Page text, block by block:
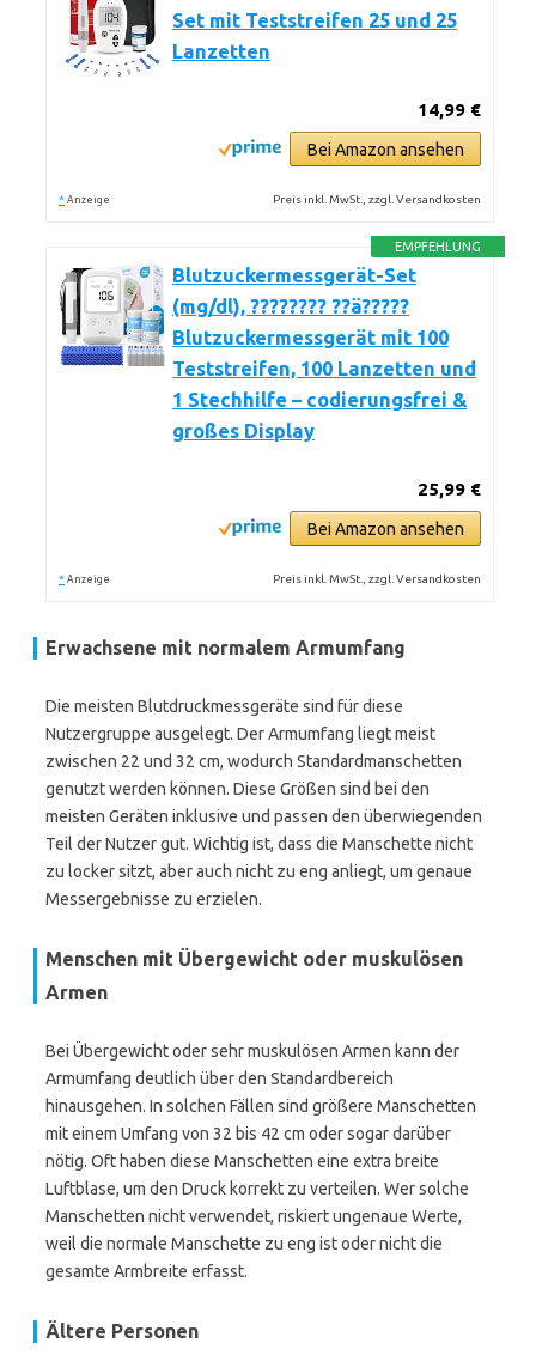
Set mit Teststreifen 25 und 25
Lanzetten
14,99 €
Bei Amazon ansehen
* Anzeige Preis inkl. MwSt., zzgl. Versandkosten
EMPFEHLUNG
Blutzuckermessgerät-Set
(mg/dl), ???????? ??ä?????
Blutzuckermessgerät mit 100
Teststreifen, 100 Lanzetten und
1 Stechhilfe – codierungsfrei &
großes Display
25,99 €
Bei Amazon ansehen
* Anzeige Preis inkl. MwSt., zzgl. Versandkosten
Erwachsene mit normalem Armumfang
Die meisten Blutdruckmessgeräte sind für diese
Nutzergruppe ausgelegt. Der Armumfang liegt meist
zwischen 22 und 32 cm, wodurch Standardmanschetten
genutzt werden können. Diese Größen sind bei den
meisten Geräten inklusive und passen den überwiegenden
Teil der Nutzer gut. Wichtig ist, dass die Manschette nicht
zu locker sitzt, aber auch nicht zu eng anliegt, um genaue
Messergebnisse zu erzielen.
Menschen mit Übergewicht oder muskulösen
Armen
Bei Übergewicht oder sehr muskulösen Armen kann der
Armumfang deutlich über den Standardbereich
hinausgehen. In solchen Fällen sind größere Manschetten
mit einem Umfang von 32 bis 42 cm oder sogar darüber
nötig. Oft haben diese Manschetten eine extra breite
Luftblase, um den Druck korrekt zu verteilen. Wer solche
Manschetten nicht verwendet, riskiert ungenaue Werte,
weil die normale Manschette zu eng ist oder nicht die
gesamte Armbreite erfasst.
Ältere Personen